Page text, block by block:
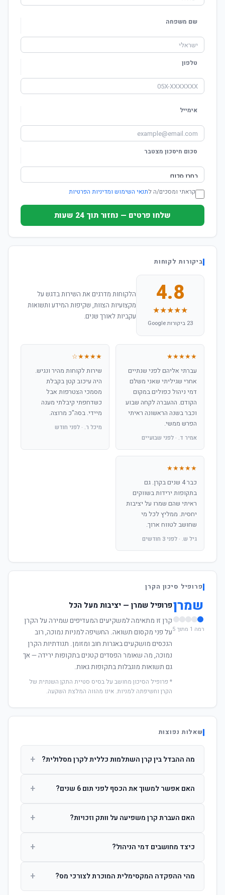
שם משפחה
טלפון
אימייל
סכום חיסכון מצטבר
קראתי ומסכים/ה לתנאי השימוש ומדיניות הפרטיות
שלחו פרטים — נחזור תוך 24 שעות
ביקורות לקוחות
4.8
★★★★★
23 ביקורות Google
הלקוחות מדרגים את השירות בדגש על
מקצועיות הצוות, שקיפות המידע ותשואות
עקביות לאורך שנים.
★★★★★
עברתי אליהם לפני שנתיים
אחרי שגיליתי שאני משלם
דמי ניהול כפולים במקום
הקודם. ההעברה לקחה שבוע
וכבר בשנה הראשונה ראיתי
הפרש ממשי.
אמיר ד. · לפני שבועיים
★★★★☆
שירות לקוחות מהיר ונגיש.
היה עיכוב קטן בקבלת
מסמכי הצטרפות אבל
כשדחפתי קיבלתי מענה
מיידי. בסה"כ מרוצה.
מיכל ר. · לפני חודש
★★★★★
כבר 4 שנים בקרן. גם
בתקופות ירידות בשווקים
ראיתי שהם שמרו על יציבות
יחסית. ממליץ לכל מי
שחושב לטווח ארוך.
גיל ש. · לפני 3 חודשים
פרופיל סיכון הקרן
שמרן
רמה 1 מתוך 5
פרופיל שמרן — יציבות מעל הכל
קרן זו מתאימה למשקיעים המעדיפים שמירה על הקרן
על פני מקסום תשואה. החשיפה למניות נמוכה, רוב
הנכסים מושקעים באגרות חוב ומזומן. תנודתיות הקרן
נמוכה, מה שאומר הפסדים קטנים בתקופות ירידה — אך
גם תשואות מוגבלות בתקופות גאות.
* פרופיל הסיכון מחושב על בסיס סטיית התקן השנתית של
הקרן וחשיפתה למניות. אינו מהווה המלצת השקעה.
שאלות נפוצות
מה ההבדל בין קרן השתלמות כללית לקרן מסלולית? +
ההשקעות. קרן מסלולית עוקבת אחרי מדד ספציפי ומאפשרת
האם אפשר למשוך את הכסף לפני תום 6 שנים? +
הרווחים. לאחר 6 שנים ניתן למשוך פטור ממס עד לתקרה
האם העברת קרן משפיעה על וותק וזכויות? +
החברות. הוותק ממשיך להיספר מיום ההפקדה הראשונה.
כיצד מחושבים דמי הניהול? +
ומתן על שיעורם בעת הצטרפות.
מהי ההפקדה המקסימלית המוכרת לצורכי מס? +